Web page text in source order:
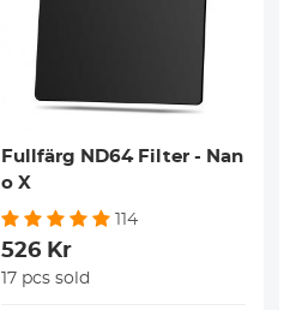
Fullfärg ND64 Filter - Nan
o X
114
526 Kr
17 pcs sold